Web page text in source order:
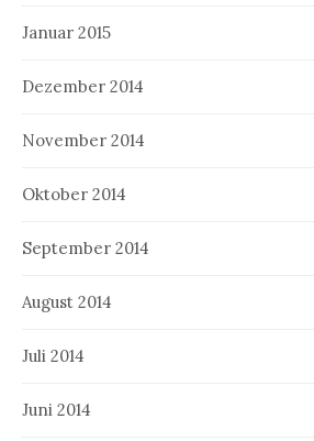
Januar 2015
Dezember 2014
November 2014
Oktober 2014
September 2014
August 2014
Juli 2014
Juni 2014